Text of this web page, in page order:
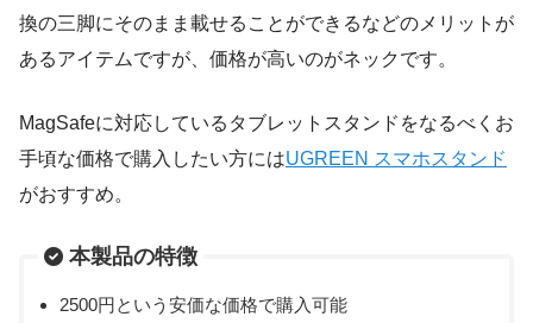
換の三脚にそのまま載せることができるなどのメリットが
あるアイテムですが、価格が高いのがネックです。
MagSafeに対応しているタブレットスタンドをなるべくお
手頃な価格で購入したい方にはUGREEN スマホスタンド
がおすすめ。
本製品の特徴
2500円という安価な価格で購入可能